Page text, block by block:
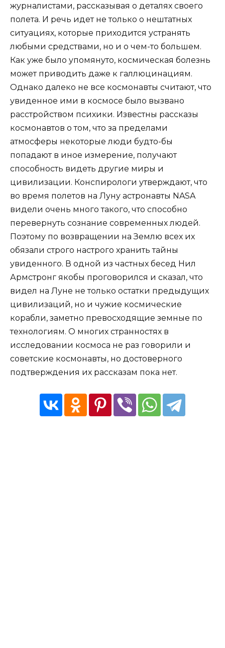
журналистами, рассказывая о деталях своего
полета. И речь идет не только о нештатных
ситуациях, которые приходится устранять
любыми средствами, но и о чем-то большем.
Как уже было упомянуто, космическая болезнь
может приводить даже к галлюцинациям.
Однако далеко не все космонавты считают, что
увиденное ими в космосе было вызвано
расстройством психики. Известны рассказы
космонавтов о том, что за пределами
атмосферы некоторые люди будто-бы
попадают в иное измерение, получают
способность видеть другие миры и
цивилизации. Конспирологи утверждают, что
во время полетов на Луну астронавты NASA
видели очень много такого, что способно
перевернуть сознание современных людей.
Поэтому по возвращении на Землю всех их
обязали строго настрого хранить тайны
увиденного. В одной из частных бесед Нил
Армстронг якобы проговорился и сказал, что
видел на Луне не только остатки предыдущих
цивилизаций, но и чужие космические
корабли, заметно превосходящие земные по
технологиям. О многих странностях в
исследовании космоса не раз говорили и
советские космонавты, но достоверного
подтверждения их рассказам пока нет.